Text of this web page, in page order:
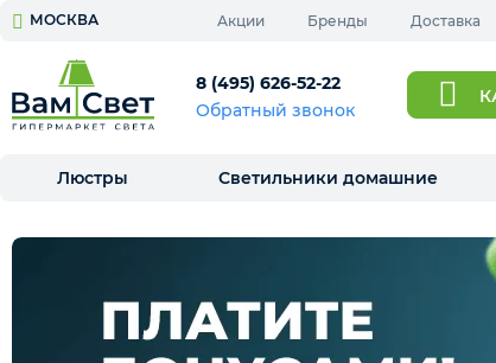
МОСКВА Акции Бренды Доставка
8 (495) 626-52-22
Обратный звонок
Люстры Светильники домашние